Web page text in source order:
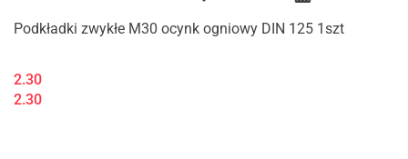
Podkładki zwykłe M30 ocynk ogniowy DIN 125 1szt
2.30
2.30